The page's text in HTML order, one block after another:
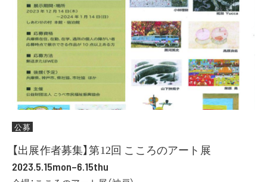
公募
【出展作者募集】第12回 こころのアート展
2023.5.15mon–6.15thu